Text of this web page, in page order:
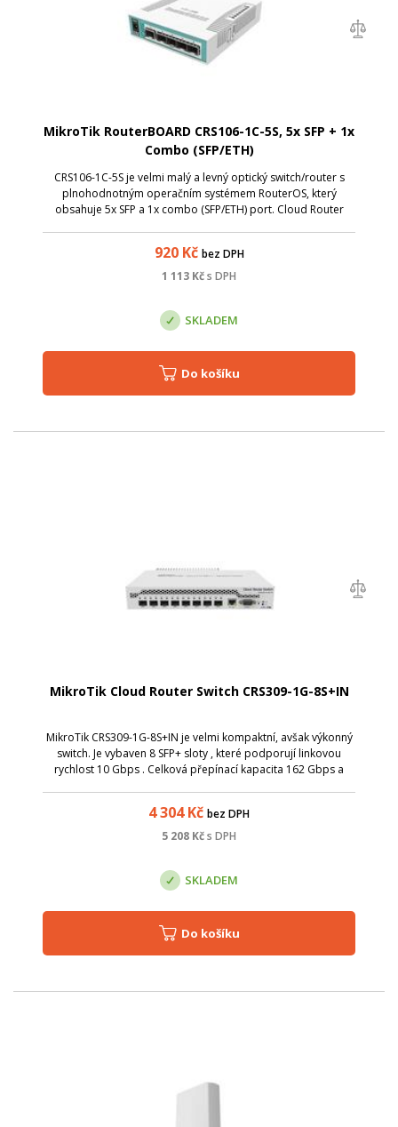
MikroTik RouterBOARD CRS106-1C-5S, 5x SFP + 1x
Combo (SFP/ETH)
CRS106-1C-5S je velmi malý a levný optický switch/router s
plnohodnotným operačním systémem RouterOS, který
obsahuje 5x SFP a 1x combo (SFP/ETH) port. Cloud Router
920Kč bez DPH
1 113 Kčs DPH
SKLADEM
Do košíku
MikroTik Cloud Router Switch CRS309-1G-8S+IN
MikroTik CRS309-1G-8S+IN je velmi kompaktní, avšak výkonný
switch. Je vybaven 8 SFP+ sloty , které podporují linkovou
rychlost 10 Gbps . Celková přepínací kapacita 162 Gbps a
4 304Kč bez DPH
5 208 Kčs DPH
SKLADEM
Do košíku